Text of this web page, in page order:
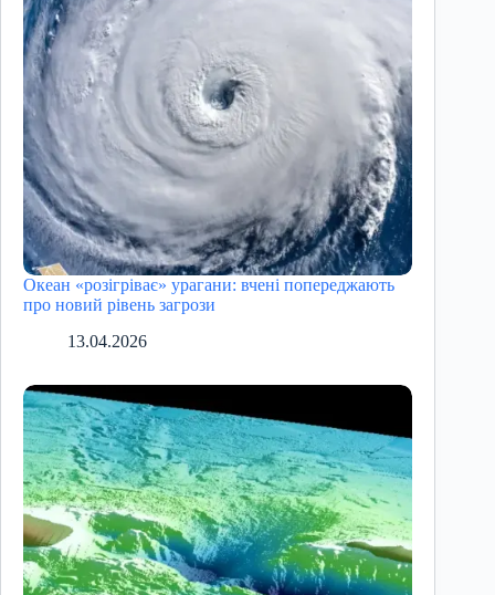
Океан «розігріває» урагани: вчені попереджають
про новий рівень загрози
13.04.2026